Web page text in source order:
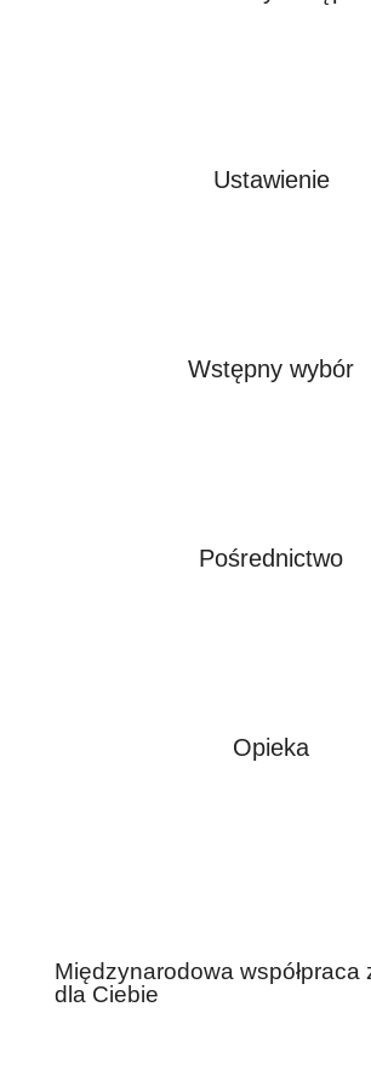
Ustawienie
Wstępny wybór
Pośrednictwo
Opieka
Międzynarodowa współpraca
dla Ciebie